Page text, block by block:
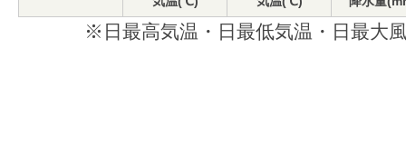
※日最高気温・日最低気温・日最大